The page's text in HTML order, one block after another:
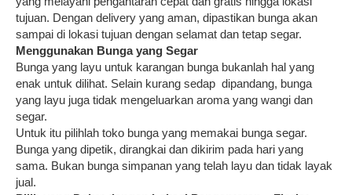
tujuan. Dengan delivery yang aman, dipastikan bunga akan
sampai di lokasi tujuan dengan selamat dan tetap segar.
Menggunakan Bunga yang Segar
Bunga yang layu untuk karangan bunga bukanlah hal yang
enak untuk dilihat. Selain kurang sedap dipandang, bunga
yang layu juga tidak mengeluarkan aroma yang wangi dan
segar.
Untuk itu pilihlah toko bunga yang memakai bunga segar.
Bunga yang dipetik, dirangkai dan dikirim pada hari yang
sama. Bukan bunga simpanan yang telah layu dan tidak layak
jual.